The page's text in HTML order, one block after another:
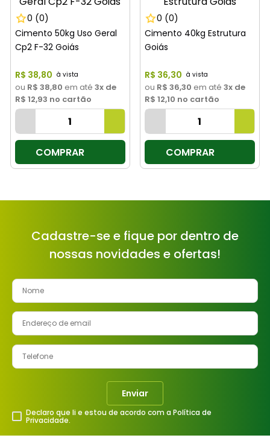
0 (0)
Cimento 50kg Uso Geral
Cp2 F-32 Goiás
R$ 38,80
ou R$ 38,80 em até 3x de
R$ 12,93 no cartão
COMPRAR
0 (0)
Cimento 40kg Estrutura
Goiás
R$ 36,30
ou R$ 36,30 em até 3x de
R$ 12,10 no cartão
COMPRAR
Cadastre-se e fique por dentro de
nossas novidades e ofertas!
Enviar
Declaro que li e estou de acordo com a Política de
Privacidade.
9º
vaso sanitário
10
torneira